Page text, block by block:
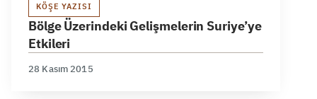
KÖŞE YAZISI
Bölge Üzerindeki Gelişmelerin Suriye’ye
Etkileri
28 Kasım 2015